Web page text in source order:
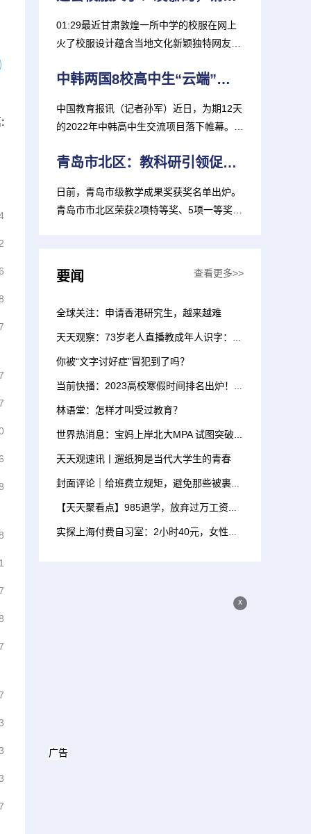
01:29最近甘肃敦煌一所中学的校服在网上
火了校服设计蕴含当地文化新颖独特网友纷
中韩两国8校高中生“云端”共上一堂课
中国教育报讯（记者孙军）近日，为期12天
的2022年中韩高中生交流项目落下帷幕。青
青岛市北区：教科研引领促进教师快速成长
日前，青岛市级教学成果奖获奖名单出炉。
青岛市市北区荣获2项特等奖、5项一等奖，
要闻 查看更多>>
全球关注：申请香港研究生，越来越难
天天观察：73岁老人直播教成年人识字：他们不该被忽视
你被“文字讨好症”冒犯到了吗？
当前快播：2023高校寒假时间排名出炉！有人喜提57天寒假
林语堂：怎样才叫受过教育？
世界热消息：宝妈上岸北大MPA 试图突破一堵无形的墙
天天观速讯丨遛纸狗是当代大学生的青春
封面评论｜给班费立规矩，避免那些被裹挟的“心甘情愿”
【天天聚看点】985退学，放弃过万工资，我花7年考上清华
实探上海付费自习室：2小时40元，女性学员远超男性
x
广告